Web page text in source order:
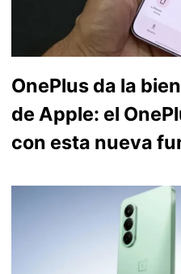
OnePlus da la
de Apple: el
con esta nueva